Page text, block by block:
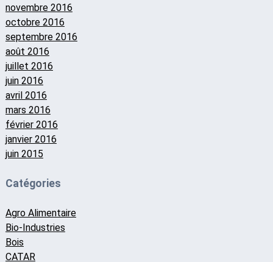
novembre 2016
octobre 2016
septembre 2016
août 2016
juillet 2016
juin 2016
avril 2016
mars 2016
février 2016
janvier 2016
juin 2015
Catégories
Agro Alimentaire
Bio-Industries
Bois
CATAR